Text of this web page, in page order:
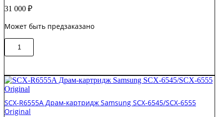
31 000 ₽
Может быть предзаказано
Количество
товара
юнит
Xerox
B1022/B1025
Original
SCX-R6555A Драм-картридж Samsung SCX-6545/SCX-6555
Original